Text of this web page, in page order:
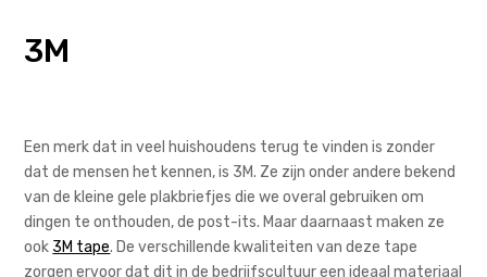
3M
Een merk dat in veel huishoudens terug te vinden is zonder
dat de mensen het kennen, is 3M. Ze zijn onder andere bekend
van de kleine gele plakbriefjes die we overal gebruiken om
dingen te onthouden, de post-its. Maar daarnaast maken ze
ook 3M tape. De verschillende kwaliteiten van deze tape
zorgen ervoor dat dit in de bedrijfscultuur een ideaal materiaal